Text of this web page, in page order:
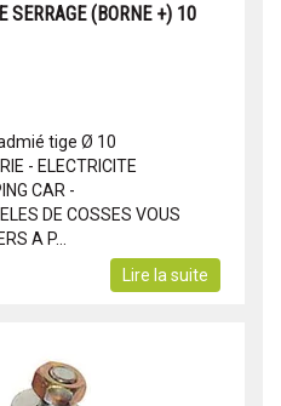
SERRAGE (BORNE +) 10
tige Ø 10
- ELECTRICITE
CAR -
DE COSSES VOUS
A P...
Lire la suite